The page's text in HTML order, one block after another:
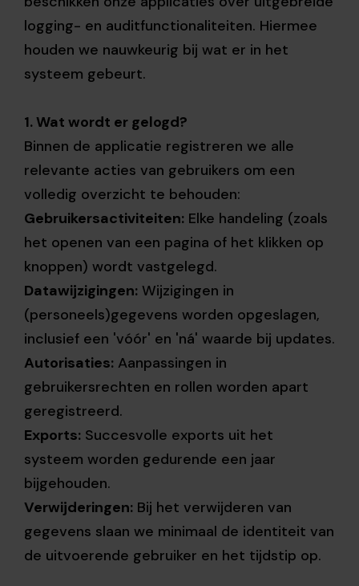
logging- en auditfunctionaliteiten. Hiermee
houden we nauwkeurig bij wat er in het
systeem gebeurt.
1. Wat wordt er gelogd?
Binnen de applicatie registreren we alle
relevante acties van gebruikers om een
volledig overzicht te behouden:
Gebruikersactiviteiten: Elke handeling (zoals
het openen van een pagina of het klikken op
knoppen) wordt vastgelegd.
Datawijzigingen: Wijzigingen in
(personeels)gegevens worden opgeslagen,
inclusief een 'vóór' en 'ná' waarde bij updates.
Autorisaties: Aanpassingen in
gebruikersrechten en rollen worden apart
geregistreerd.
Exports: Succesvolle exports uit het
systeem worden gedurende een jaar
bijgehouden.
Verwijderingen: Bij het verwijderen van
gegevens slaan we minimaal de identiteit van
de uitvoerende gebruiker en het tijdstip op.